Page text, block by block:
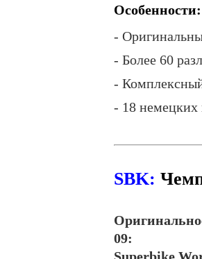
Особенности:
-
- Более 60
-
- 18 немецких
SBK:
09: